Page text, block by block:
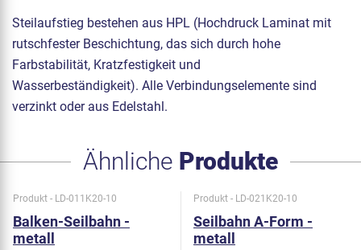
Steilaufstieg bestehen aus HPL (Hochdruck Laminat mit
rutschfester Beschichtung, das sich durch hohe
Farbstabilität, Kratzfestigkeit und
Wasserbeständigkeit). Alle Verbindungselemente sind
verzinkt oder aus Edelstahl.
Ähnliche Produkte
Produkt - LD-011K20-10
Balken-Seilbahn -
metall
Produkt - LD-021K20-10
Seilbahn A-Form -
metall